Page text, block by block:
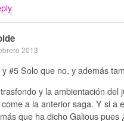
2013
y #5 Solo que no, y además
y la ambientación del
a la anterior saga. Y si a
que ha dicho Galious pues